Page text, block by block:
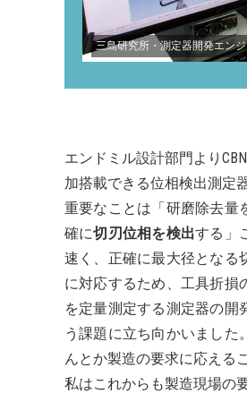
三島研究所・測定器開発エン
エンドミル設計部門より
加搭載できる位相検出測定
重要なことは「研磨除去量
確に切刃位相を検出する」
速く、正確に最大径となる
に対応するため、工具折損
を定量測定する測定器の開
う課題に立ち向かいまし
んとか製造の要求に応える
私はこれからも製造現場の